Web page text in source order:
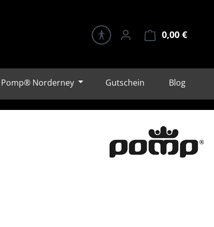
0,00 €
Pomp® Norderney Gutschein Blog